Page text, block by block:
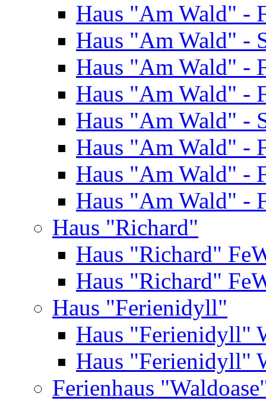
Haus "Am Wald" -
Haus "Am Wald" -
Haus "Am Wald" -
Haus "Am Wald" -
Haus "Am Wald" -
Haus "Am Wald" -
Haus "Am Wald" -
Haus "Am Wald" -
Haus "Richard"
Haus "Richard"
Haus "Richard"
Haus "Ferienidyll"
Haus "Ferienidyll"
Haus "Ferienidyll"
Ferienhaus